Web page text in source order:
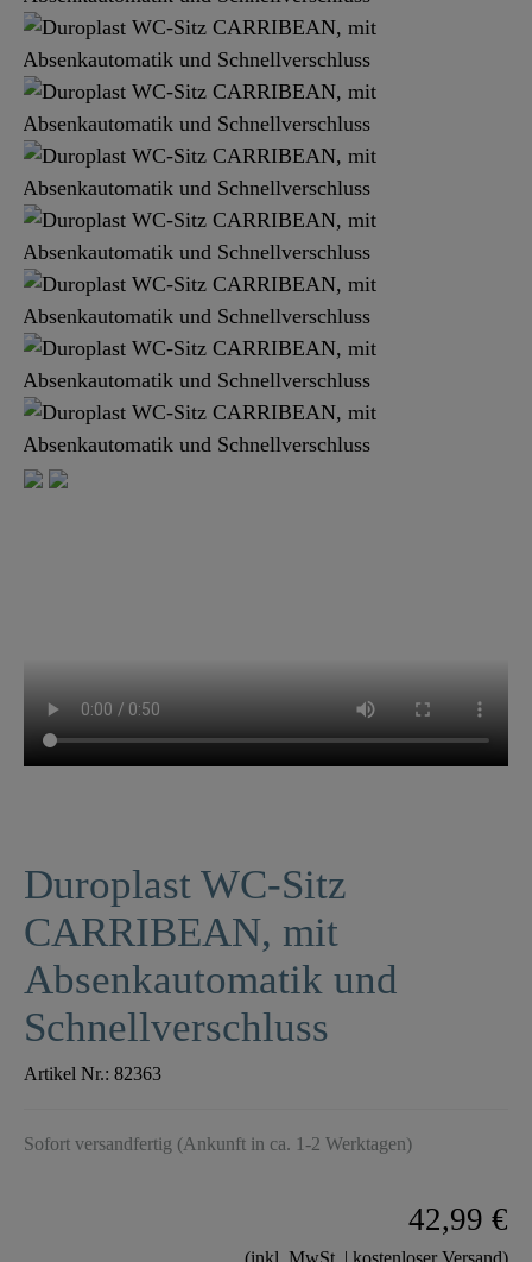
Duroplast WC-Sitz
CARRIBEAN, mit
Absenkautomatik und
Schnellverschluss
Artikel Nr.: 82363
Sofort versandfertig (Ankunft in ca. 1-2 Werktagen)
42,99 €
(inkl. MwSt. | kostenloser Versand)